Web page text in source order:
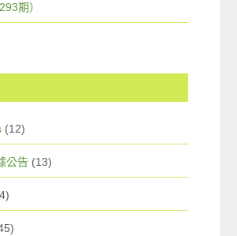
期）
(12)
公告 (13)